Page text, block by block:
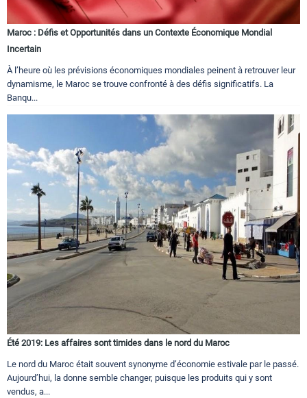
Maroc : Défis et Opportunités dans un Contexte Économique Mondial
Incertain
À l’heure où les prévisions économiques mondiales peinent à retrouver leur
dynamisme, le Maroc se trouve confronté à des défis significatifs. La
Banqu...
Été 2019: Les affaires sont timides dans le nord du Maroc
Le nord du Maroc était souvent synonyme d’économie estivale par le passé.
Aujourd’hui, la donne semble changer, puisque les produits qui y sont
vendus, a...